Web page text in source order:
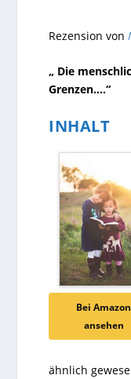
Rezension von
„ Die
Grenzen….“
INHALT
Bei Amazon
ansehen
ähnlich